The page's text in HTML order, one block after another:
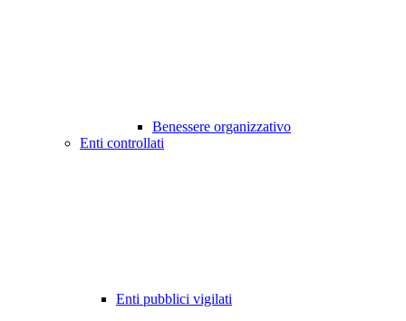
Benessere organizzativo
Enti controllati
Enti pubblici vigilati